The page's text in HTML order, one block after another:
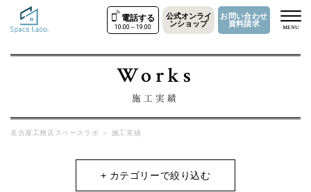
電話する
10:00～19:00
公式オンライ
ンショップ
お問い合わせ
資料請求
MENU
Works
施工実績
名古屋工務店スペースラボ ＞ 施工実績
+ カテゴリーで絞り込む